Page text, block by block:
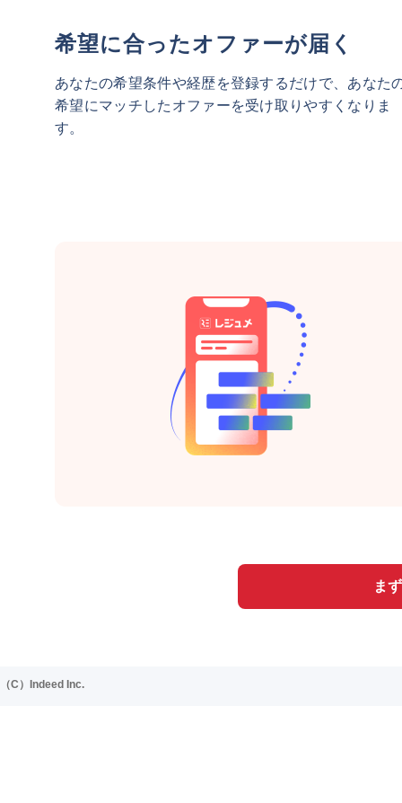
希望に合ったオファーが届く
あなたの希望条件や経歴を登録するだけで、あなた
希望にマッチしたオファーを受け取りやすくなりま
す。
ま
（C）Indeed Inc.